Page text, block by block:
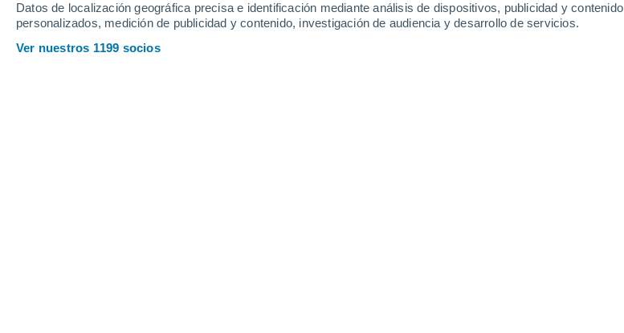
Datos de localización geográfica precisa e identificación mediante análisis de dispositivos, publicidad y contenido
personalizados, medición de publicidad y contenido, investigación de audiencia y desarrollo de servicios.
Ver nuestros 1199 socios